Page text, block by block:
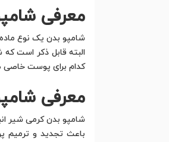
معرفی
شامپو بدن یک نوع
البته قابل ذکر است
کدام برای پوست خاصی
معرفی
شامپو بدن کرمی شیر
باعث تجدید و ترمیم